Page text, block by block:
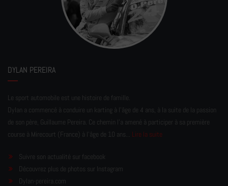
DYLAN PEREIRA
Le sport automobile est une histoire de famille.
Dylan a commencé à conduire un karting à l’âge de 4 ans, à la suite de la passion
de son père, Guillaume Pereira. Ce chemin l'a amené à participer à sa première
course à Mirecourt (France) à l'âge de 10 ans... Lire la suite
Suivre son actualité sur facebook
Découvrez plus de photos sur Instagram
Dylan-pereira.com